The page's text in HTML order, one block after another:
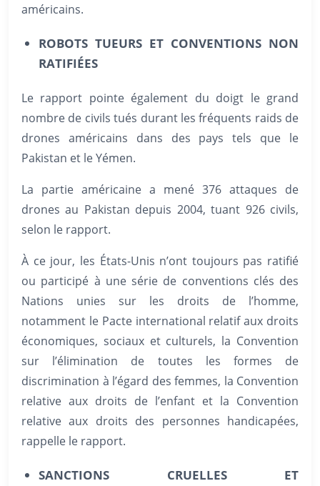
américains.
ROBOTS TUEURS ET CONVENTIONS NON
RATIFIÉES
Le rapport pointe également du doigt le grand
nombre de civils tués durant les fréquents raids de
drones américains dans des pays tels que le
Pakistan et le Yémen.
La partie américaine a mené 376 attaques de
drones au Pakistan depuis 2004, tuant 926 civils,
selon le rapport.
À ce jour, les États-Unis n’ont toujours pas ratifié
ou participé à une série de conventions clés des
Nations unies sur les droits de l’homme,
notamment le Pacte international relatif aux droits
économiques, sociaux et culturels, la Convention
sur l’élimination de toutes les formes de
discrimination à l’égard des femmes, la Convention
relative aux droits de l’enfant et la Convention
relative aux droits des personnes handicapées,
rappelle le rapport.
SANCTIONS CRUELLES ET